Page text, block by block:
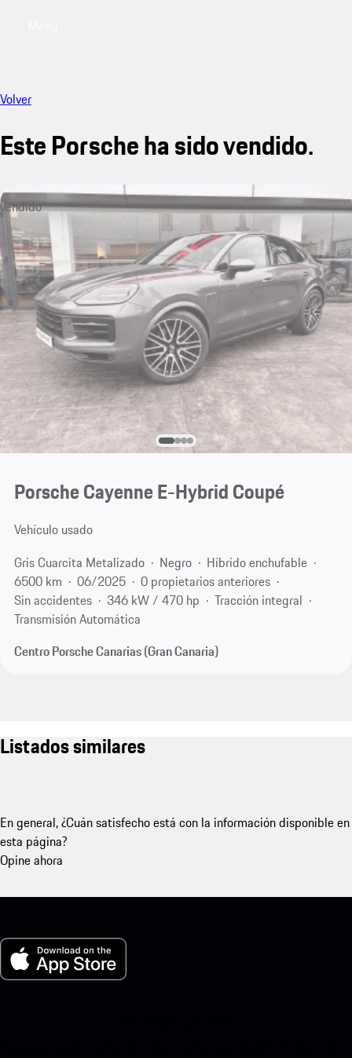
Volver
Este Porsche ha sido vendido.
vendido
Porsche Cayenne E-Hybrid Coupé
Vehículo usado
Gris Cuarcita Metalizado
Negro
Híbrido enchufable
6500 km
06/2025
0 propietarios anteriores
Sin accidentes
346 kW / 470 hp
Tracción integral
Transmisión Automática
Centro Porsche Canarias (Gran Canaria)
Listados similares
En general, ¿Cuán satisfecho está con la información disponible en
esta página?
Opine ahora